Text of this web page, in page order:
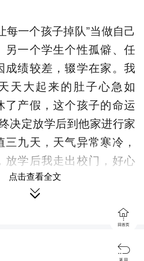
一个孩子掉队”当做自己
另一个学生个性孤僻、任
成绩较差，辍学在家。我
天大起来的肚子心急如
了产假，这个孩子的命运
决定放学后到他家进行家
三九天，天气异常寒冷，
放学后我走出校门，好心
半开玩笑地说：“小心啊，
紧，可别摔坏将要出世的
哪里还顾得上这些，经过2
，他们一家人都很意外，
点击查看全文


回首页

返 回